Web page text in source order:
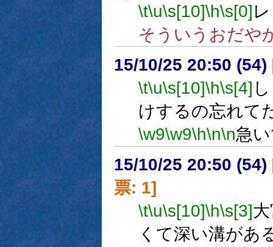
\t\u\s[10]\h\s[0]
そういうおだや
15/10/25 20:50 (54)
\t\u\s[10]\h\s[4]
けするの忘れて
\w9\w9\h\n\n急
15/10/25 20:50 (54)
票: 1]
\t\u\s[10]\h\s[3]
くて深い溝があ